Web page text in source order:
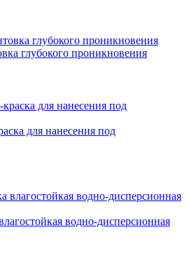
глубокого проникновения
для нанесения под
водно-дисперсионная